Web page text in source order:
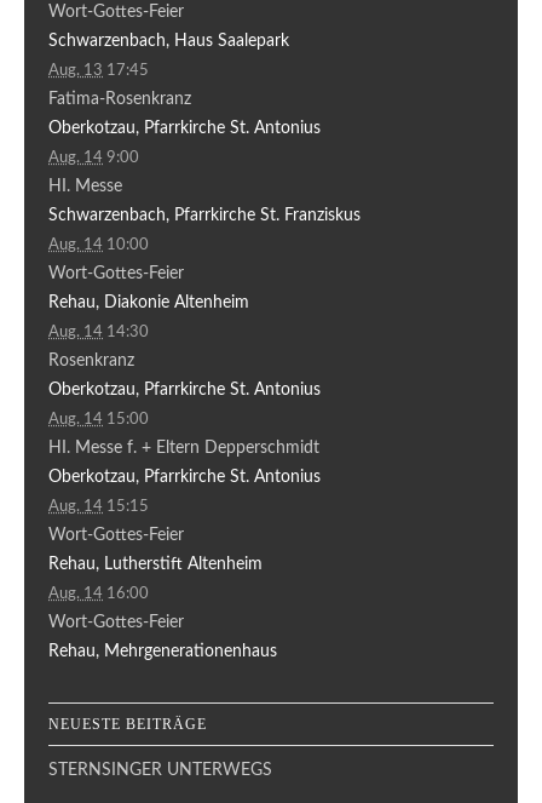
Wort-Gottes-Feier
Schwarzenbach, Haus Saalepark
Aug. 13 17:45
Fatima-Rosenkranz
Oberkotzau, Pfarrkirche St. Antonius
Aug. 14 9:00
HI. Messe
Schwarzenbach, Pfarrkirche St. Franziskus
Aug. 14 10:00
Wort-Gottes-Feier
Rehau, Diakonie Altenheim
Aug. 14 14:30
Rosenkranz
Oberkotzau, Pfarrkirche St. Antonius
Aug. 14 15:00
HI. Messe f. + Eltern Depperschmidt
Oberkotzau, Pfarrkirche St. Antonius
Aug. 14 15:15
Wort-Gottes-Feier
Rehau, Lutherstift Altenheim
Aug. 14 16:00
Wort-Gottes-Feier
Rehau, Mehrgenerationenhaus
NEUESTE BEITRÄGE
STERNSINGER UNTERWEGS